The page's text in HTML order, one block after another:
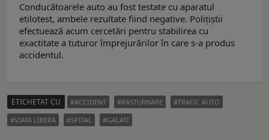
Conducătoarele auto au fost testate cu aparatul
etilotest, ambele rezultate fiind negative. Polițiștii
efectuează acum cercetări pentru stabilirea cu
exactitate a tuturor împrejurărilor în care s-a produs
accidentul.
ETICHETAT CU ACCIDENT RASTURNARE
TRAFIC AUTO
VIATA LIBERA
SPITAL GALATI